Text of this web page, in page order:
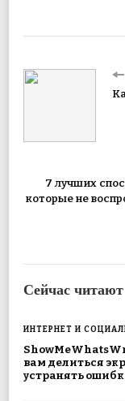
7 лучших
которые не
Сейчас читают
ИНТЕРНЕТ И
вам делиться
устранять